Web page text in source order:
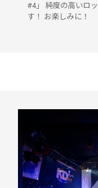
#4」 純度の高いロ
す！ お楽しみに！